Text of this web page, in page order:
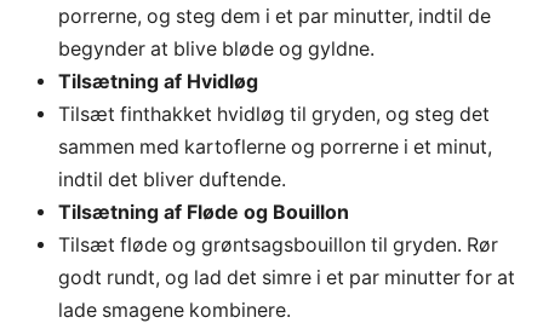
porrerne, og steg dem i et par minutter, indtil de
begynder at blive bløde og gyldne.
Tilsætning af Hvidløg
Tilsæt finthakket hvidløg til gryden, og steg det
sammen med kartoflerne og porrerne i et minut,
indtil det bliver duftende.
Tilsætning af Fløde og Bouillon
Tilsæt fløde og grøntsagsbouillon til gryden. Rør
godt rundt, og lad det simre i et par minutter for at
lade smagene kombinere.